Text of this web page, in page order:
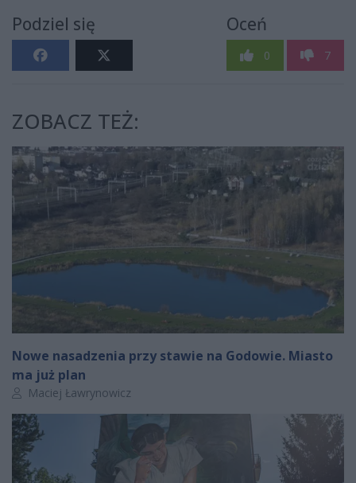
Podziel się Oceń
0 7
ZOBACZ TEŻ:
Nowe nasadzenia przy stawie na Godowie. Miasto
ma już plan
Autor artykułu:
Maciej Ławrynowicz